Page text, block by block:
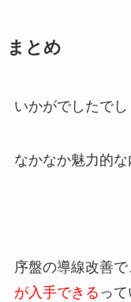
まとめ
いかがでしたでし
なかなか魅力的な
序盤の導線改善で
が入手できる って